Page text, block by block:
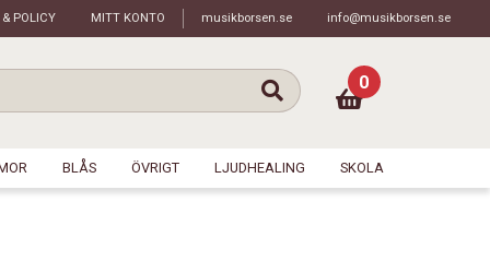
& POLICY MITT KONTO musikborsen.se info@musikborsen.se
0
BLÅS ÖVRIGT LJUDHEALING SKOLA